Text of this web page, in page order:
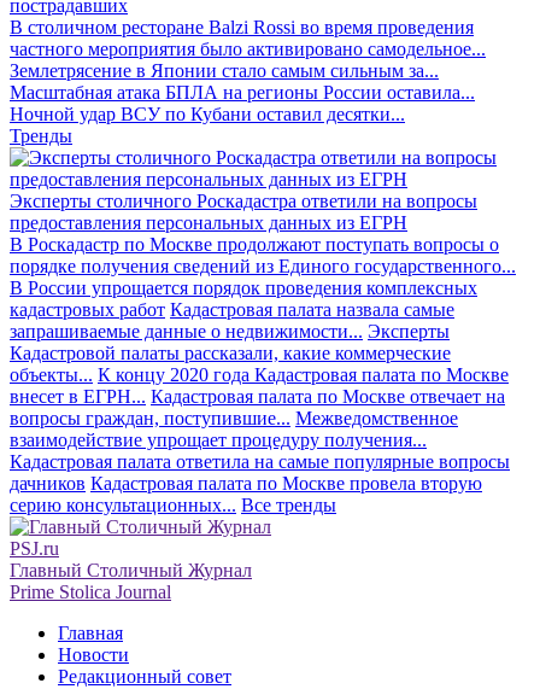
пострадавших
В столичном ресторане Balzi Rossi во время проведения
частного мероприятия было активировано самодельное...
Землетрясение в Японии стало самым сильным за...
Масштабная атака БПЛА на регионы России оставила...
Ночной удар ВСУ по Кубани оставил десятки...
Тренды
Эксперты столичного Роскадастра ответили на вопросы
предоставления персональных данных из ЕГРН
В Роскадастр по Москве продолжают поступать вопросы о
порядке получения сведений из Единого государственного...
В России упрощается порядок проведения комплексных
кадастровых работ Кадастровая палата назвала самые
запрашиваемые данные о недвижимости... Эксперты
Кадастровой палаты рассказали, какие коммерческие
объекты... К концу 2020 года Кадастровая палата по Москве
внесет в ЕГРН... Кадастровая палата по Москве отвечает на
вопросы граждан, поступившие... Межведомственное
взаимодействие упрощает процедуру получения...
Кадастровая палата ответила на самые популярные вопросы
дачников Кадастровая палата по Москве провела вторую
серию консультационных... Все тренды
PSJ.ru
Главный Столичный Журнал
Prime Stolica Journal
Главная
Новости
Редакционный совет